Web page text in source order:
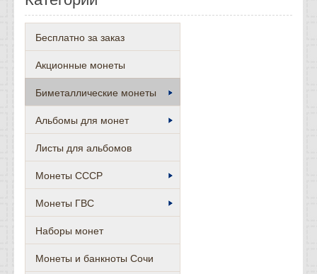
Бесплатно за заказ
Акционные монеты
Биметаллические монеты
Альбомы для монет
Листы для альбомов
Монеты СССР
Монеты ГВС
Наборы монет
Монеты и банкноты Сочи